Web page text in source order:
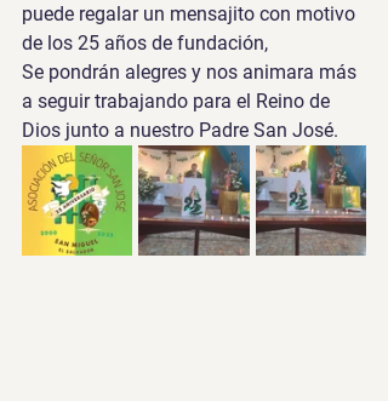
puede regalar un mensajito con motivo
de los 25 años de fundación,
Se pondrán alegres y nos animara más
a seguir trabajando para el Reino de
Dios junto a nuestro Padre San José.